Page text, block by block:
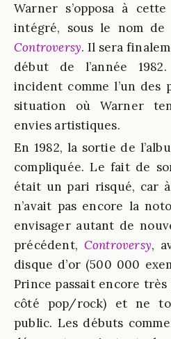
Warner s’opposa à
intégré, sous le nom de
Controversy. Il sera
début de l’année
incident comme l’un des
situation où Warner
envies artistiques.
En 1982, la sortie de
compliquée. Le fait de
était un pari risqué, car
n’avait pas encore la
envisager autant de
précédent, Controversy,
disque d’or (500 000
Prince passait encore
côté pop/rock) et ne
public. Les débuts